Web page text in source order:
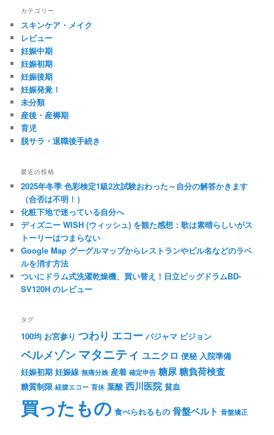
カテゴリー
スキンケア・メイク
レビュー
妊娠中期
妊娠初期
妊娠後期
妊娠発覚！
未分類
産後・産褥期
育児
脱サラ・退職後手続き
最近の投稿
2025年冬季 色彩検定1級2次試験おわった～自分の解答かきます
（合否は不明！）
化粧下地で迷っている自分へ
ディズニー WISH (ウィッシュ) を観た感想：歌は素晴らしいがス
トーリーはつまらない
Google Map グーグルマップからレストランやビル名などのラベ
ルを消す方法
ついにドラム式洗濯乾燥機、買い替え！日立ビッグドラムBD-
SV120H のレビュー
タグ
100均 お宮参り つわり エコー パジャマ ピジョン
ベルメゾン マタニティ ユニクロ 便秘 入院準備
妊娠初期 妊娠線 無痛分娩 産着 確定申告 糖尿糖負荷検査
糖質制限 経腹エコー 育休 葉酸 西川医院 貧血
買ったもの 食べられるもの 骨盤ベルト 骨盤矯正